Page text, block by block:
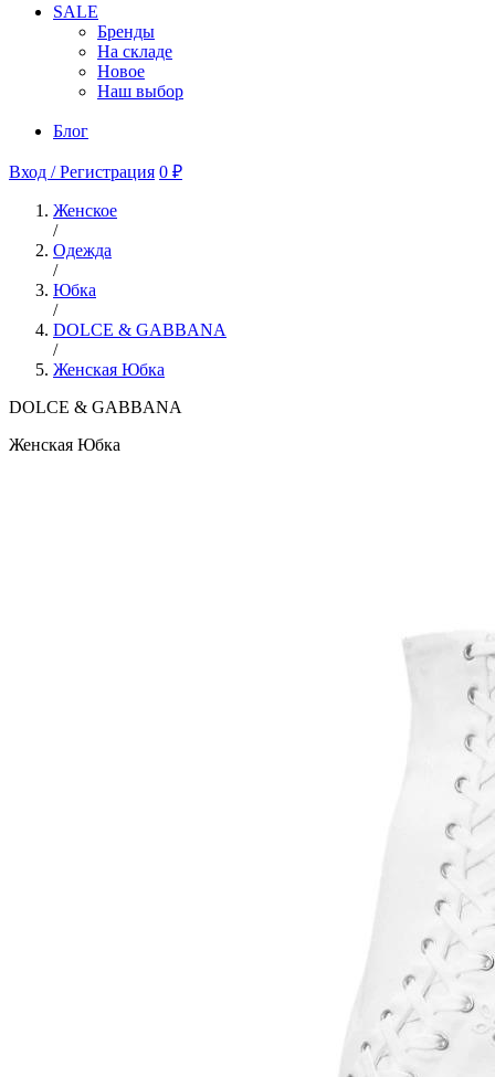
SALE
Бренды
На складе
Новое
Наш выбор
Блог
Вход / Регистрация 0 ₽
Женское
/
Одежда
/
Юбка
/
DOLCE & GABBANA
/
Женская Юбка
DOLCE & GABBANA
Женская Юбка